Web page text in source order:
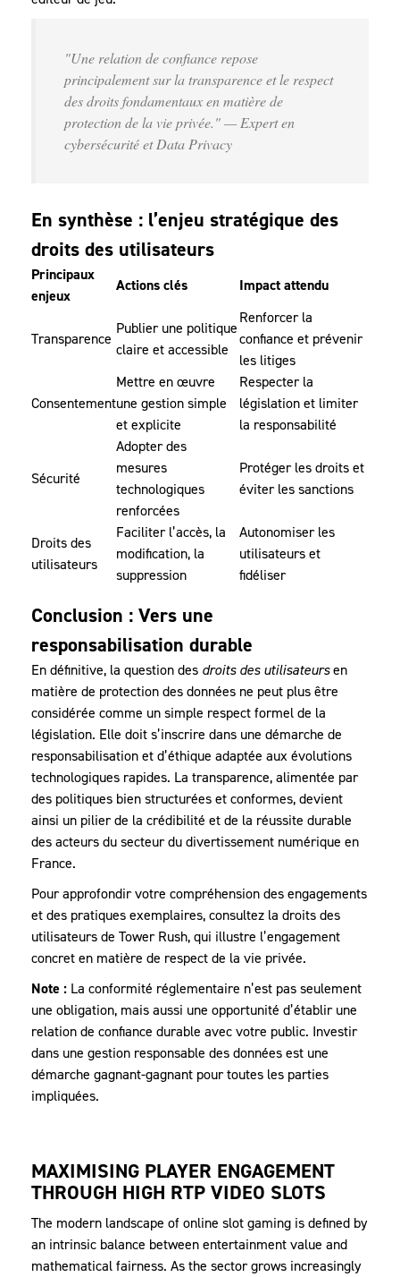
"Une relation de confiance repose
principalement sur la transparence et le respect
des droits fondamentaux en matière de
protection de la vie privée." — Expert en
cybersécurité et Data Privacy
En synthèse : l’enjeu stratégique des
droits des utilisateurs
Principaux
enjeux
Actions clés Impact attendu
Transparence
Publier une politique
claire et accessible
Renforcer la
confiance et prévenir
les litiges
Consentement
Mettre en œuvre
une gestion simple
et explicite
Respecter la
législation et limiter
la responsabilité
Sécurité
Adopter des
mesures
technologiques
renforcées
Protéger les droits et
éviter les sanctions
Droits des
utilisateurs
Faciliter l’accès, la
modification, la
suppression
Autonomiser les
utilisateurs et
fidéliser
Conclusion : Vers une
responsabilisation durable
En définitive, la question des droits des utilisateursen
matière de protection des données ne peut plus être
considérée comme un simple respect formel de la
législation. Elle doit s’inscrire dans une démarche de
responsabilisation et d’éthique adaptée aux évolutions
technologiques rapides. La transparence, alimentée par
des politiques bien structurées et conformes, devient
ainsi un pilier de la crédibilité et de la réussite durable
des acteurs du secteur du divertissement numérique en
France.
Pour approfondir votre compréhension des engagements
et des pratiques exemplaires, consultez la droits des
utilisateurs de Tower Rush, qui illustre l’engagement
concret en matière de respect de la vie privée.
Note : La conformité réglementaire n’est pas seulement
une obligation, mais aussi une opportunité d’établir une
relation de confiance durable avec votre public. Investir
dans une gestion responsable des données est une
démarche gagnant-gagnant pour toutes les parties
impliquées.
MAXIMISING PLAYER ENGAGEMENT
THROUGH HIGH RTP VIDEO SLOTS
The modern landscape of online slot gaming is defined by
an intrinsic balance between entertainment value and
mathematical fairness. As the sector grows increasingly